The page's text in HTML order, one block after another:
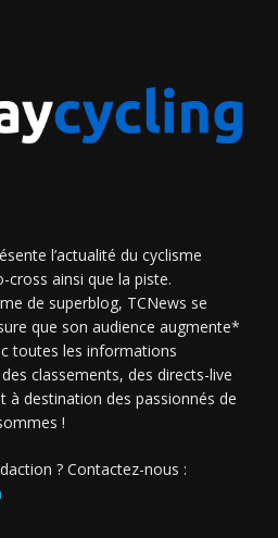
l’actualité du cyclisme
ainsi que la piste.
de superblog, TCNews se
que son audience augmente*
toutes les informations
classements, des directs-live
à destination des passionnés de
!
? Contactez-nous :